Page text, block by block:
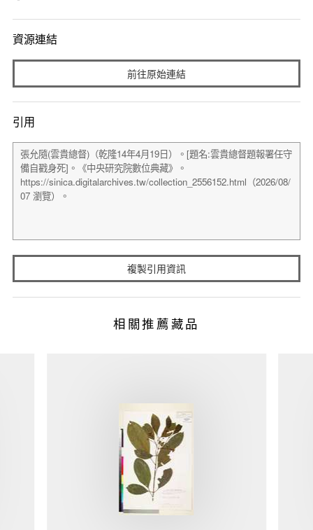
資源連結
前往原始連結
引用
複製引用資訊
相關推薦藏品